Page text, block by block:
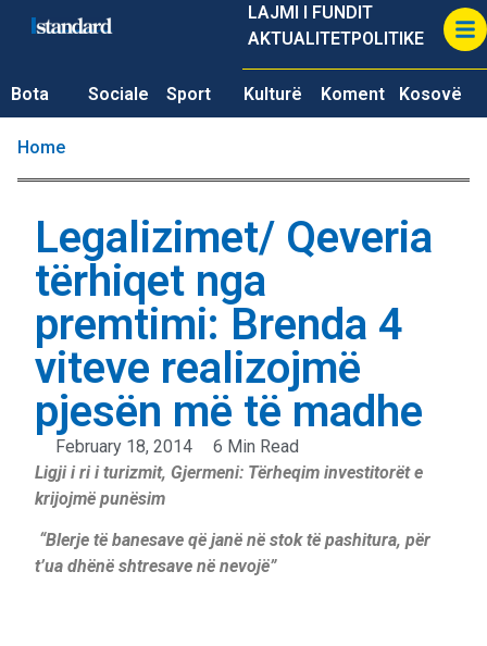
LAJMI I FUNDIT
AKTUALITETPOLITIKE
Bota Sociale Sport Kulturë Koment Kosovë
Home
Legalizimet/ Qeveria
tërhiqet nga
premtimi: Brenda 4
viteve realizojmë
pjesën më të madhe
February 18, 2014
6 Min Read
Ligji i ri i turizmit, Gjermeni: Tërheqim investitorët e
krijojmë punësim
“Blerje të banesave që janë në stok të pashitura, për
t’ua dhënë shtresave në nevojë”